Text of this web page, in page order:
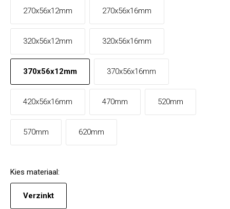
270x56x12mm 270x56x16mm
320x56x12mm 320x56x16mm
370x56x12mm 370x56x16mm
420x56x16mm 470mm 520mm
570mm 620mm
Kies materiaal:
Verzinkt